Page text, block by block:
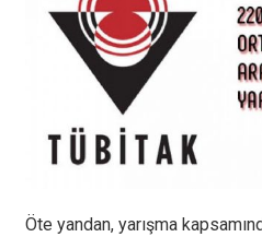
Öte yandan, yarışma